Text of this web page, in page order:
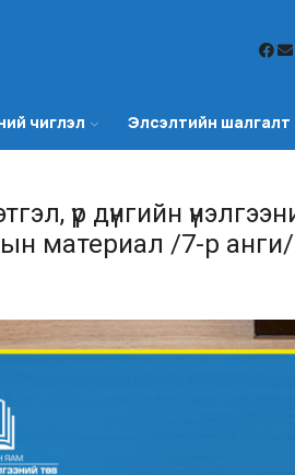
чиглэл Элсэлтийн шалгалт
үр дүнгийн
материал /7-р анги/